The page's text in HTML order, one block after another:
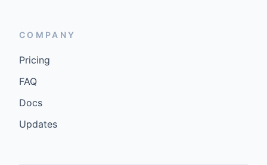
COMPANY
Pricing
FAQ
Docs
Updates